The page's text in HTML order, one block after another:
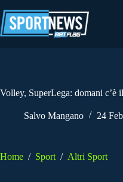
al
contenuto
Volley, SuperLega: domani c’è
Salvo Mangano 24
Home / Sport / Altri Sport